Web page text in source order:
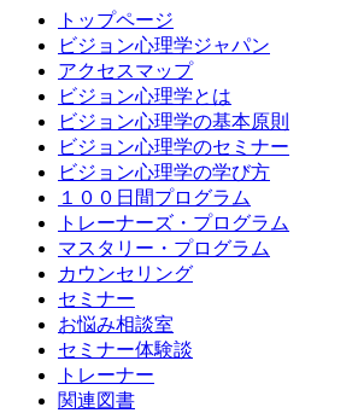
トップページ
ビジョン心理学ジャパン
アクセスマップ
ビジョン心理学とは
ビジョン心理学の基本原則
ビジョン心理学のセミナー
ビジョン心理学の学び方
１００日間プログラム
トレーナーズ・プログラム
マスタリー・プログラム
カウンセリング
セミナー
お悩み相談室
セミナー体験談
トレーナー
関連図書